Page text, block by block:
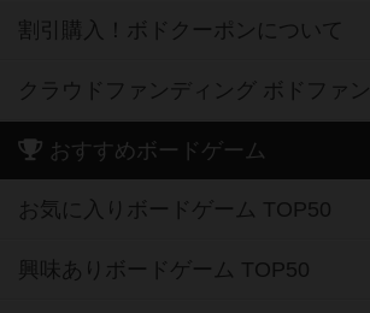
割引購入！ボドクーポンについて
クラウドファンディング ボドファン
おすすめボードゲーム
お気に入りボードゲーム TOP50
興味ありボードゲーム TOP50